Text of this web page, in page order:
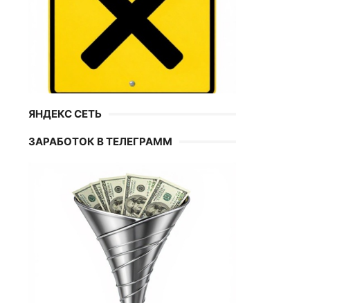
ЯНДЕКС СЕТЬ
ЗАРАБОТОК В ТЕЛЕГРАММ